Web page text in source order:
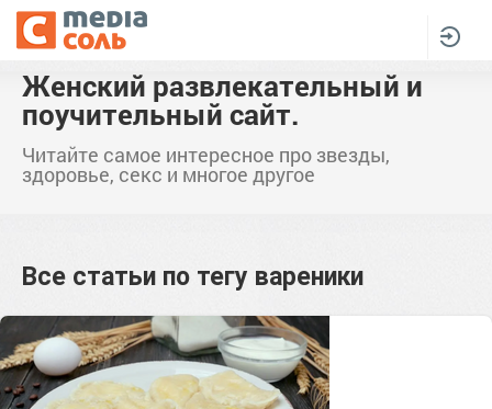
Женский развлекательный и
поучительный сайт.
Читайте самое интересное про звезды,
здоровье, секс и многое другое
Все статьи по тегу вареники